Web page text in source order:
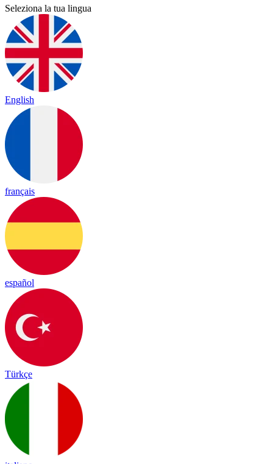
Seleziona la tua lingua
English
français
español
Türkçe